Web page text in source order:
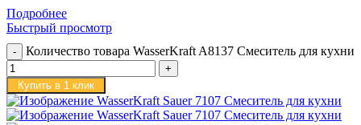
Подробнее
Быстрый просмотр
Количество товара WasserKraft A8137 Смеситель для кухни
Купить в 1 клик